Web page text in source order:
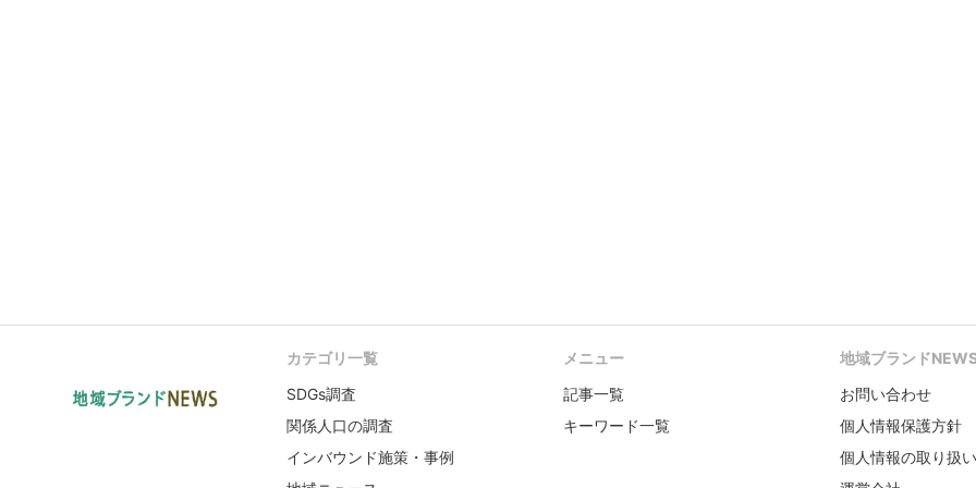
カテゴリ一覧
SDGs調査
関係人口の調査
インバウンド施策・事例
メニュー
記事一覧
キーワード一覧
地域ブランド
お問い合わせ
個人情報保護方針
個人情報の取り扱い